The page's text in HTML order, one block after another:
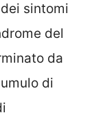
sintomi
del
da
di